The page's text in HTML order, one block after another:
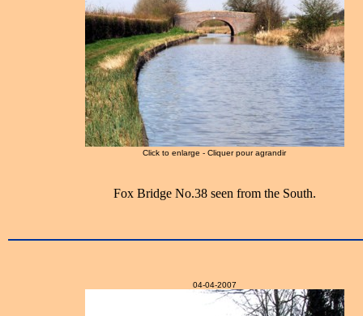
Click to enlarge - Cliquer pour agrandir
Fox Bridge No.38 seen from the South.
04-04-2007